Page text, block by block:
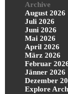
Archive
August 2026
Juli 2026
Juni 2026
Mai 2026
April 2026
März 2026
Februar
Jänner 2026
Dezember
Explore